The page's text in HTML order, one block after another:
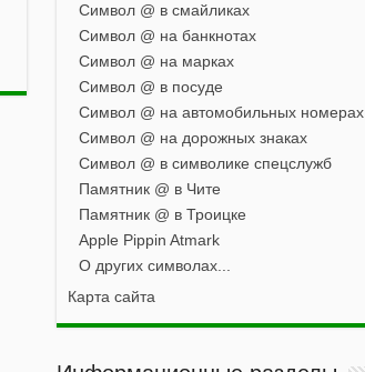
Символ @ в смайликах
Символ @ на банкнотах
Символ @ на марках
Символ @ в посуде
Символ @ на автомобильных номерах
Символ @ на дорожных знаках
Символ @ в символике спецслужб
Памятник @ в Чите
Памятник @ в Троицке
Apple Pippin Atmark
О других символах...
Карта сайта